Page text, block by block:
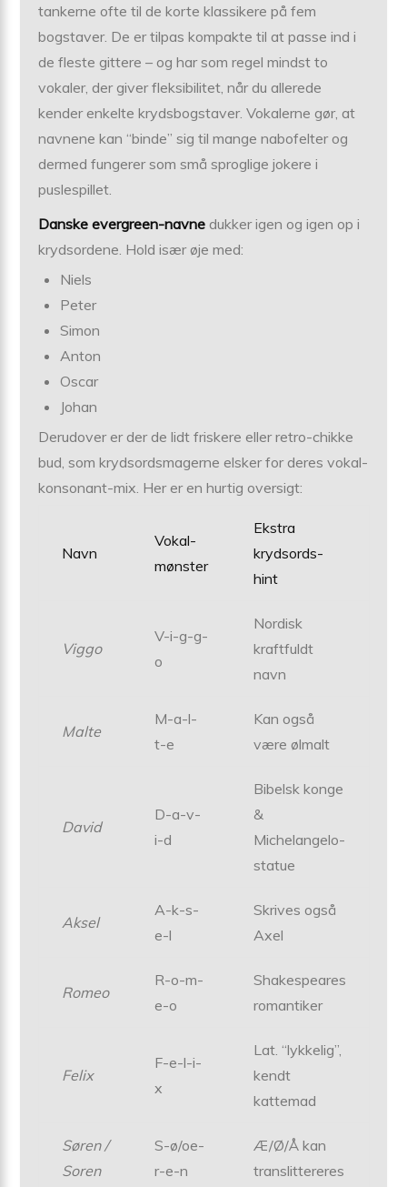
tankerne ofte til de korte klassikere på fem
bogstaver. De er tilpas kompakte til at passe ind i
de fleste gittere – og har som regel mindst to
vokaler, der giver fleksibilitet, når du allerede
kender enkelte krydsbogstaver. Vokalerne gør, at
navnene kan “binde” sig til mange nabofelter og
dermed fungerer som små sproglige jokere i
puslespillet.
Danske evergreen-navne dukker igen og igen op i
krydsordene. Hold især øje med:
Niels
Peter
Simon
Anton
Oscar
Johan
Derudover er der de lidt friskere eller retro-chikke
bud, som krydsordsmagerne elsker for deres vokal-
konsonant-mix. Her er en hurtig oversigt:
Navn
Vokal-
mønster
Ekstra
krydsords-
hint
Viggo
V-i-g-g-
o
Nordisk
kraftfuldt
navn
Malte
M-a-l-
t-e
Kan også
være ølmalt
David
D-a-v-
i-d
Bibelsk konge
&
Michelangelo-
statue
Aksel
A-k-s-
e-l
Skrives også
Axel
Romeo
R-o-m-
e-o
Shakespeares
romantiker
Felix
F-e-l-i-
x
Lat. “lykkelig”,
kendt
kattemad
Søren /
Soren
S-ø/oe-
r-e-n
Æ/Ø/Å kan
translittereres